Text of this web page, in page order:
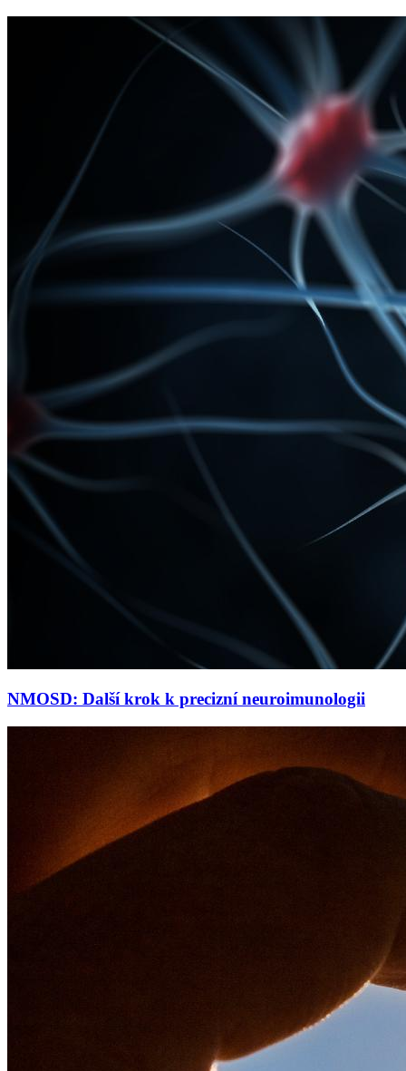
NMOSD: Další krok k precizní neuroimunologii